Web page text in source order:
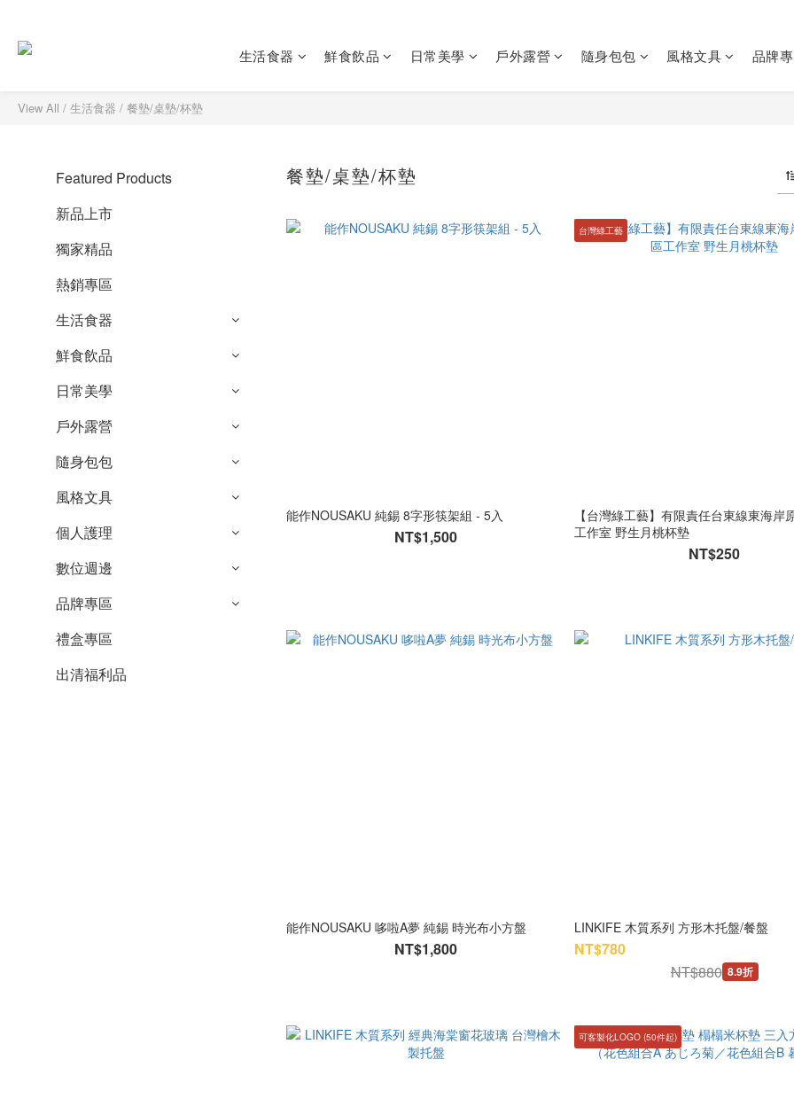
生活食器 鮮食飲品 日常美學 戶外露營 隨身包包 風格文具 品牌
View All / 生活食器 / 餐墊/桌墊/杯墊
Featured Products
新品上市
獨家精品
熱銷專區
生活食器
鮮食飲品
日常美學
戶外露營
隨身包包
風格文具
個人護理
數位週邊
品牌專區
禮盒專區
出清福利品
餐墊/桌墊/杯墊
能作NOUSAKU 純錫 8字形筷架組 - 5入
NT$1,500
台灣綠工藝
【台灣綠工藝】有限責任台東線東海岸
工作室 野生月桃杯墊
NT$250
能作NOUSAKU 哆啦A夢 純錫 時光布小方盤
NT$1,800
LINKIFE 木質系列 方形木托盤/餐盤
NT$780
NT$880 8.9折
可客製化LOGO (50件起)